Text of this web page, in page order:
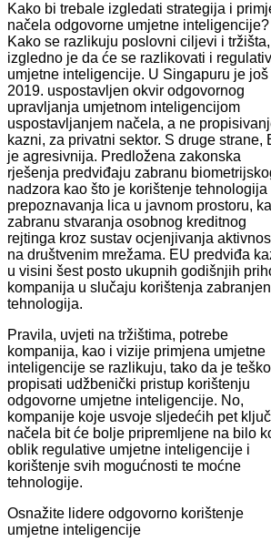
Kako bi trebale izgledati strategija i
načela odgovorne umjetne inteligencije?
Kako se razlikuju poslovni ciljevi i tržišta,
izgledno je da će se razlikovati i
umjetne inteligencije. U Singapuru je još
2019. uspostavljen okvir odgovornog
upravljanja umjetnom inteligencijom
uspostavljanjem načela, a ne
kazni, za privatni sektor. S druge strane,
je agresivnija. Predložena zakonska
rješenja predviđaju zabranu
nadzora kao što je korištenje tehnologija
prepoznavanja lica u javnom prostoru,
zabranu stvaranja osobnog kreditnog
rejtinga kroz sustav ocjenjivanja
na društvenim mrežama. EU predviđa
u visini šest posto ukupnih godišnjih
kompanija u slučaju korištenja
tehnologija.
Pravila, uvjeti na tržištima, potrebe
kompanija, kao i vizije primjena umjetne
inteligencije se razlikuju, tako da je teško
propisati udžbenički pristup korištenju
odgovorne umjetne inteligencije. No,
kompanije koje usvoje sljedećih pet
načela bit će bolje pripremljene na bilo
oblik regulative umjetne inteligencije i
korištenje svih mogućnosti te moćne
tehnologije.
Osnažite lidere odgovorno korištenje
umjetne inteligencije